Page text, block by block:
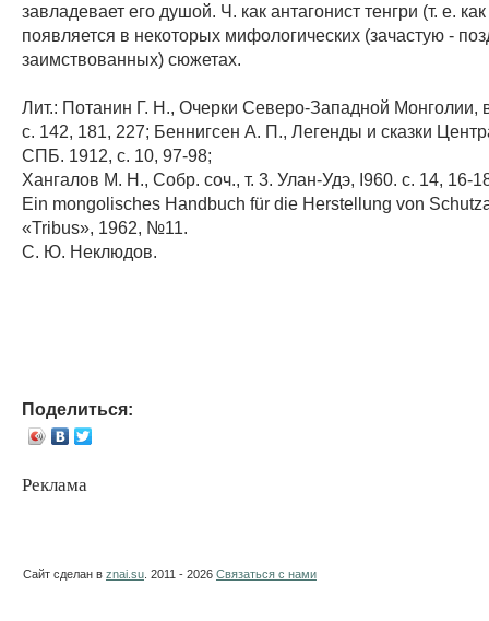
завладевает его душой. Ч. как антагонист тенгри (т. е.
появляется в некоторых мифологических (зачастую -
заимствованных) сюжетах.
Лит.: Потанин Г. Н., Очерки Северо-Западной Монголии,
с. 142, 181, 227; Беннигсен А. П., Легенды и сказки
СПБ. 1912, с. 10, 97-98;
Хангалов М. Н., Собр. соч., т. 3. Улан-Удэ, I960. с. 14, 16-
Ein mongolisches Handbuch für die Herstellung von
«Tribus», 1962, №11.
С. Ю. Неклюдов.
Поделиться:
Реклама
Сайт сделан в znai.su . 2011 - 2026 Связаться с нами